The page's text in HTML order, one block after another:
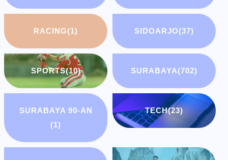
RACING(1) SIDOARJO(37)
SPORTS(10) SURABAYA(702)
SURABAYA 90-AN
(1)
TECH(23)